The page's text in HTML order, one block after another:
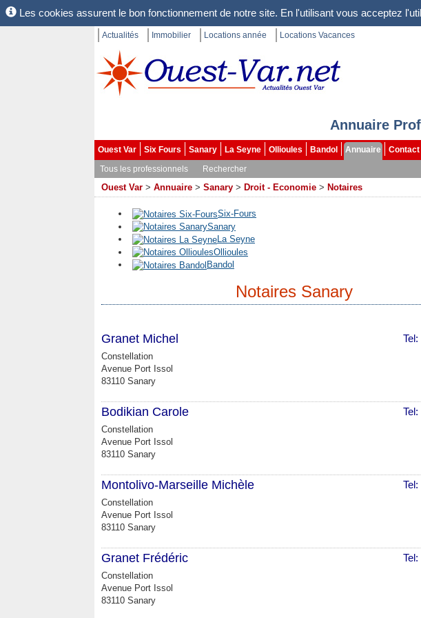
Les cookies assurent le bon fonctionnement de notre site. En l'utilisant vous acceptez
Actualités Immobilier Locations année Locations Vacances
Annuaire
Ouest Var Six Fours Sanary La Seyne Ollioules Bandol Annuaire
Contact
Tous les professionnels
Rechercher
Ouest Var > Annuaire > Sanary > Droit - Economie > Notaires
Six-Fours
Sanary
La Seyne
Ollioules
Bandol
Notaires Sanary
Granet Michel
Constellation
Avenue Port Issol
83110 Sanary
Bodikian Carole
Constellation
Avenue Port Issol
83110 Sanary
Montolivo-Marseille Michèle
Constellation
Avenue Port Issol
83110 Sanary
Granet Frédéric
Constellation
Avenue Port Issol
83110 Sanary